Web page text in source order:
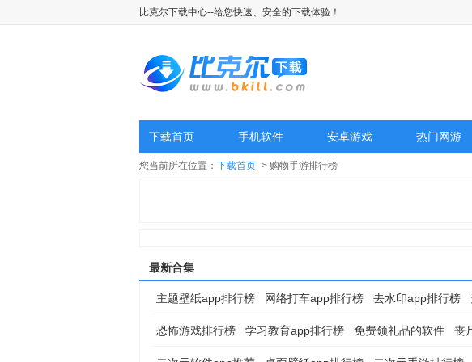
比克尔下载中心--给您快速、安全的下载体验！
下载首页 手机软件 安卓游戏 热门网游
您当前所在位置： 下载首页 -> 购物手游排行榜
最新合集
主题壁纸app排行榜 网络打车app排行榜 去水印app排行榜
恐怖游戏排行榜 学习教育app排行榜 免费领礼品的软件 丧